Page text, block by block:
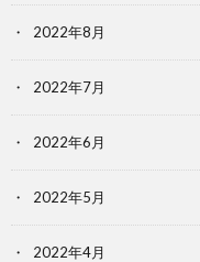
2022年8月
2022年7月
2022年6月
2022年5月
2022年4月